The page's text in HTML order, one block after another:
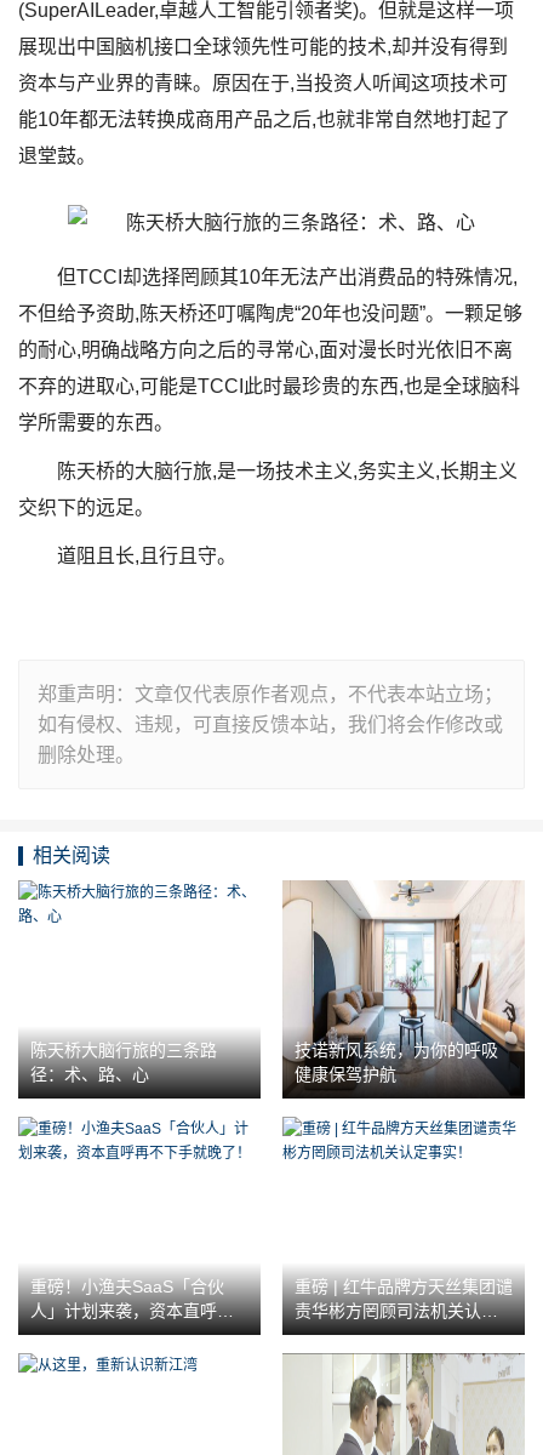
(SuperAILeader,卓越人工智能引领者奖)。但就是这样一项
展现出中国脑机接口全球领先性可能的技术,却并没有得到
资本与产业界的青睐。原因在于,当投资人听闻这项技术可
能10年都无法转换成商用产品之后,也就非常自然地打起了
退堂鼓。
但TCCI却选择罔顾其10年无法产出消费品的特殊情况,
不但给予资助,陈天桥还叮嘱陶虎“20年也没问题”。一颗足够
的耐心,明确战略方向之后的寻常心,面对漫长时光依旧不离
不弃的进取心,可能是TCCI此时最珍贵的东西,也是全球脑科
学所需要的东西。
陈天桥的大脑行旅,是一场技术主义,务实主义,长期主义
交织下的远足。
道阻且长,且行且守。
郑重声明：文章仅代表原作者观点，不代表本站立场；
如有侵权、违规，可直接反馈本站，我们将会作修改或
删除处理。
相关阅读
陈天桥大脑行旅的三条路
径：术、路、心
技诺新风系统，为你的呼吸
健康保驾护航
重磅！小渔夫SaaS「合伙
人」计划来袭，资本直呼再
不下手就晚了！
重磅 | 红牛品牌方天丝集团谴
责华彬方罔顾司法机关认定
事实！